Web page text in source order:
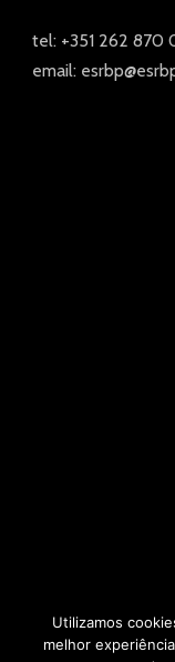
tel: +351 262 870
email:
Utilizamos
melhor